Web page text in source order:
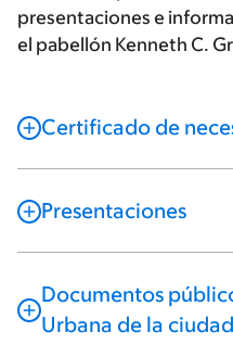
presentaciones e
el pabellón Kenneth C.
Certificado de
Presentaciones
Documentos
Urbana de la